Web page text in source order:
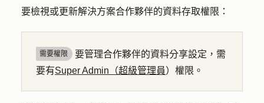
要檢視或更新解決方案合作夥伴的資料存取權限：
需要權限
要管理合作夥伴的資料分享設定，需
要有Super Admin（超級管理員）權限。